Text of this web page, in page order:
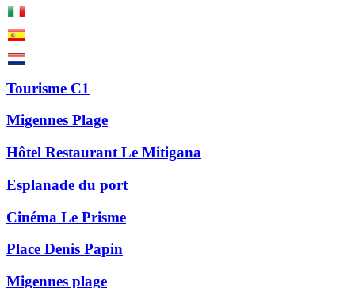
Tourisme C1
Migennes Plage
Hôtel Restaurant Le Mitigana
Esplanade du port
Cinéma Le Prisme
Place Denis Papin
Migennes plage